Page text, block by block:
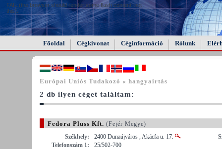
FAIL (the browser should render some flash content, not
this).
Főoldal Cégkivonat Céginformáció Rólunk
Európai Uniós Tudakozó « hangyairtás
2 db ilyen céget találtam:
Fedora Pluss Kft. (Fejér Megye)
Székhely:
2400 Dunaújváros , Akácfa u. 17.
Telefonszám 1:
25/502-700